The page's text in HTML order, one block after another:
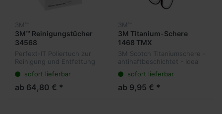
3M™
3M™ Reinigungstücher
34568
Perfext-IT Poliertuch zur
Reinigung und Entfettung
Verbindung mit Reinigern
sofort lieferbar
ab 64,80 € *
3M™
3M Titanium-Schere
1468 TMX
3M Scotch Titaniumschere -
antihaftbeschichtet - Ideal
Klebebändern
sofort lieferbar
ab 9,95 € *